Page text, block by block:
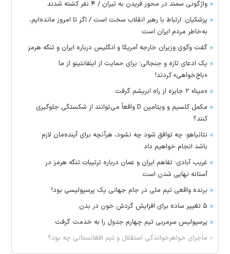
واژگونی سمند در محور فریدن به تیران / ۴ نفر کشته شدند
پزشکیان: ارتباط با رهبر انقلاب سخت است / اگر تا امروز مانده‌ایم،
به‌خاطر مردم ایران است
گفت وگوی وزیران خارجه آمریکا و انگلیس درباره ایران و تنگه هرمز
یک ادعای تازه و جنجالی؛ برای حمایت از اینفانتینو از ما
«باج‌خواهی» کردند!
«مینا» ۲ جایزه از راه ابریشم گرفت
مکمل کلسیم و ویتامین D واقعاً می‌توانند از شکستگی جلوگیری
کنند؟
نتانیاهو: چه توافق شود چه نشود، هرآنچه برای آینده‌مان لازم
باشد انجام خواهیم داد
غریب آبادی: تفاهم ایران و عمان درباره ترتیبات تنگه هرمز در
آستانه نهایی شدن است
برنده واقعی تیم ملی در جام جهانی یک پرسپولیسی بود!
۵ تغییر ساده برای افزایش گردش خون در بدن
پرسپولیس سرمربی تیم چهارم جدول را به خدمت گرفت
ماجرای خواهرخواندگی استقلال و تیم افغانستانی چه بود؟